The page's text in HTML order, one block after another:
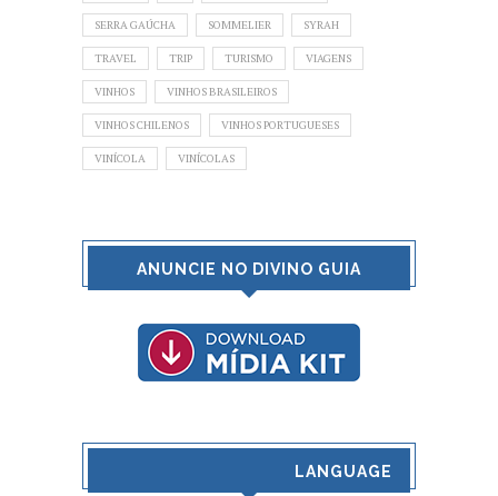
SERRA GAÚCHA SOMMELIER SYRAH
TRAVEL TRIP TURISMO VIAGENS
VINHOS VINHOS BRASILEIROS
VINHOS CHILENOS VINHOS PORTUGUESES
VINÍCOLA VINÍCOLAS
ANUNCIE NO DIVINO GUIA
LANGUAGE